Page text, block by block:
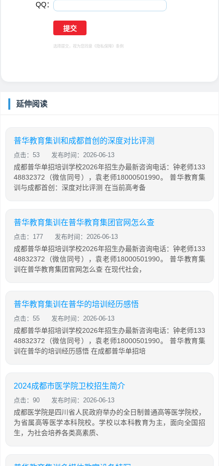
QQ：
选择提交，视为您同意 《隐私保障》 条例
延伸阅读
普华教育集训和成都首创的深度对比评测
点击：53 发布时间：2026-06-13
成都普华单招培训学校2026年招生办最新咨询电话：钟老师133
48832372（微信同号），袁老师18000501990。 普华教育集
训与成都首创：深度对比评测 在当前高考备
普华教育集训在普华教育集团官网怎么查
点击：177 发布时间：2026-06-13
成都普华单招培训学校2026年招生办最新咨询电话：钟老师133
48832372（微信同号），袁老师18000501990。 普华教育集
训在普华教育集团官网怎么查 在现代社会，
普华教育集训在普华的培训经历感悟
点击：55 发布时间：2026-06-13
成都普华单招培训学校2026年招生办最新咨询电话：钟老师133
48832372（微信同号），袁老师18000501990。 普华教育集
训在普华的培训经历感悟 在成都普华单招培
2024成都市医学院卫校招生简介
点击：90 发布时间：2026-06-13
成都医学院是四川省人民政府举办的全日制普通高等医学院校，
为省属高等医学本科院校。学校以本科教育为主，面向全国招
生，为社会培养各类高素质、